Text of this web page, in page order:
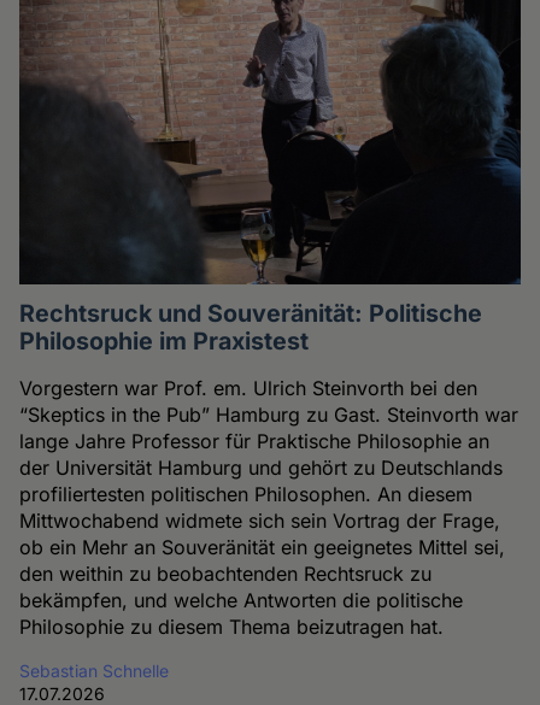
Rechtsruck und Souveränität: Politische
Philosophie im Praxistest
Vorgestern war Prof. em. Ulrich Steinvorth bei den
“Skeptics in the Pub” Hamburg zu Gast. Steinvorth war
lange Jahre Professor für Praktische Philosophie an
der Universität Hamburg und gehört zu Deutschlands
profiliertesten politischen Philosophen. An diesem
Mittwochabend widmete sich sein Vortrag der Frage,
ob ein Mehr an Souveränität ein geeignetes Mittel sei,
den weithin zu beobachtenden Rechtsruck zu
bekämpfen, und welche Antworten die politische
Philosophie zu diesem Thema beizutragen hat.
Sebastian Schnelle
17.07.2026